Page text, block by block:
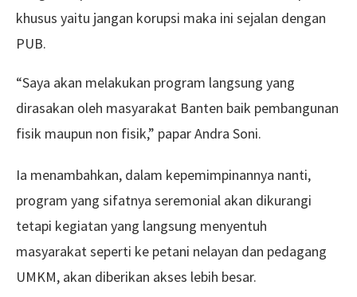
khusus yaitu jangan korupsi maka ini sejalan dengan
PUB.
“Saya akan melakukan program langsung yang
dirasakan oleh masyarakat Banten baik pembangunan
fisik maupun non fisik,” papar Andra Soni.
Ia menambahkan, dalam kepemimpinannya nanti,
program yang sifatnya seremonial akan dikurangi
tetapi kegiatan yang langsung menyentuh
masyarakat seperti ke petani nelayan dan pedagang
UMKM, akan diberikan akses lebih besar.